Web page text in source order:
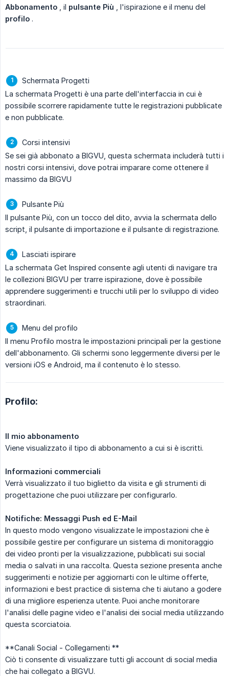
Abbonamento , il pulsante Più , l'ispirazione e il menu del
profilo .
Schermata Progetti
La schermata Progetti è una parte dell'interfaccia in cui è
possibile scorrere rapidamente tutte le registrazioni pubblicate
e non pubblicate.
Corsi intensivi
Se sei già abbonato a BIGVU, questa schermata includerà tutti i
nostri corsi intensivi, dove potrai imparare come ottenere il
massimo da BIGVU
Pulsante Più
Il pulsante Più, con un tocco del dito, avvia la schermata dello
script, il pulsante di importazione e il pulsante di registrazione.
Lasciati ispirare
La schermata Get Inspired consente agli utenti di navigare tra
le collezioni BIGVU per trarre ispirazione, dove è possibile
apprendere suggerimenti e trucchi utili per lo sviluppo di video
straordinari.
Menu del profilo
Il menu Profilo mostra le impostazioni principali per la gestione
dell'abbonamento. Gli schermi sono leggermente diversi per le
versioni iOS e Android, ma il contenuto è lo stesso.
Profilo:
Il mio abbonamento
Viene visualizzato il tipo di abbonamento a cui si è iscritti.
Informazioni commerciali
Verrà visualizzato il tuo biglietto da visita e gli strumenti di
progettazione che puoi utilizzare per configurarlo.
Notifiche: Messaggi Push ed E-Mail
In questo modo vengono visualizzate le impostazioni che è
possibile gestire per configurare un sistema di monitoraggio
dei video pronti per la visualizzazione, pubblicati sui social
media o salvati in una raccolta. Questa sezione presenta anche
suggerimenti e notizie per aggiornarti con le ultime offerte,
informazioni e best practice di sistema che ti aiutano a godere
di una migliore esperienza utente. Puoi anche monitorare
l'analisi delle pagine video e l'analisi dei social media utilizzando
questa scorciatoia.
**Canali Social - Collegamenti **
Ciò ti consente di visualizzare tutti gli account di social media
che hai collegato a BIGVU.